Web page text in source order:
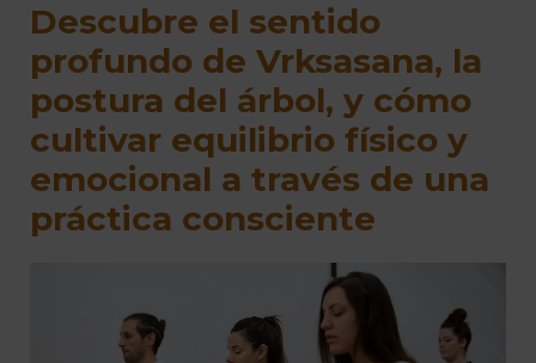
Descubre el sentido
profundo de Vrksasana, la
postura del árbol, y cómo
cultivar equilibrio físico y
emocional a través de una
práctica consciente